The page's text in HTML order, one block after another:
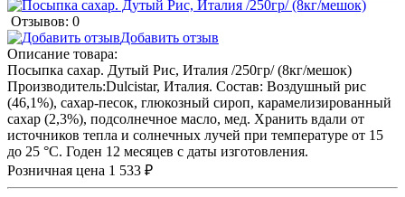
Отзывов: 0
Добавить отзыв
Описание товара:
Посыпка сахар. Дутый Рис, Италия /250гр/ (8кг/мешок)
Производитель:Dulcistar, Италия. Состав: Воздушный рис
(46,1%), сахар-песок, глюкозный сироп, карамелизированный
сахар (2,3%), подсолнечное масло, мед. Хранить вдали от
источников тепла и солнечных лучей при температуре от 15
до 25 °C. Годен 12 месяцев с даты изготовления.
Розничная цена 1 533 ₽